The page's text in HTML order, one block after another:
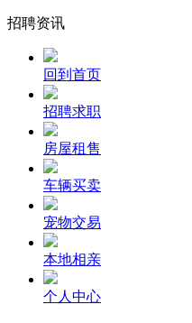
招聘资讯
回到首页
招聘求职
房屋租售
车辆买卖
宠物交易
本地相亲
个人中心